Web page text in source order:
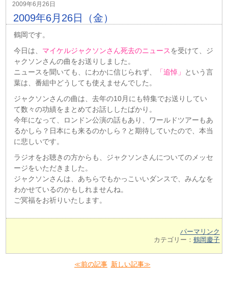
2009年6月26日
2009年6月26日（金）
鶴岡です。
今日は、 マイケルジャクソンさん死去のニュースを受けて、ジ
ャクソンさんの曲をお送りしました。
ニュースを聞いても、にわかに信じられず、
「追悼」
という言
葉は、番組中どうしても使えませんでした。
ジャクソンさんの曲は、去年の10月にも特集でお送りしてい
て数々の功績をまとめてお話ししたばかり。
今年になって、ロンドン公演の話もあり、ワールドツアーもあ
るかしら？日本にも来るのかしら？と期待していたので、本当
に悲しいです。
ラジオをお聴きの方からも、ジャクソンさんについてのメッセ
ージをいただきました。
ジャクソンさんは、あちらでもかっこいいダンスで、みんなを
わかせているのかもしれませんね。
ご冥福をお祈りいたします。
パーマリンク
カテゴリー： 鶴岡慶子
≪前の記事 新しい記事≫